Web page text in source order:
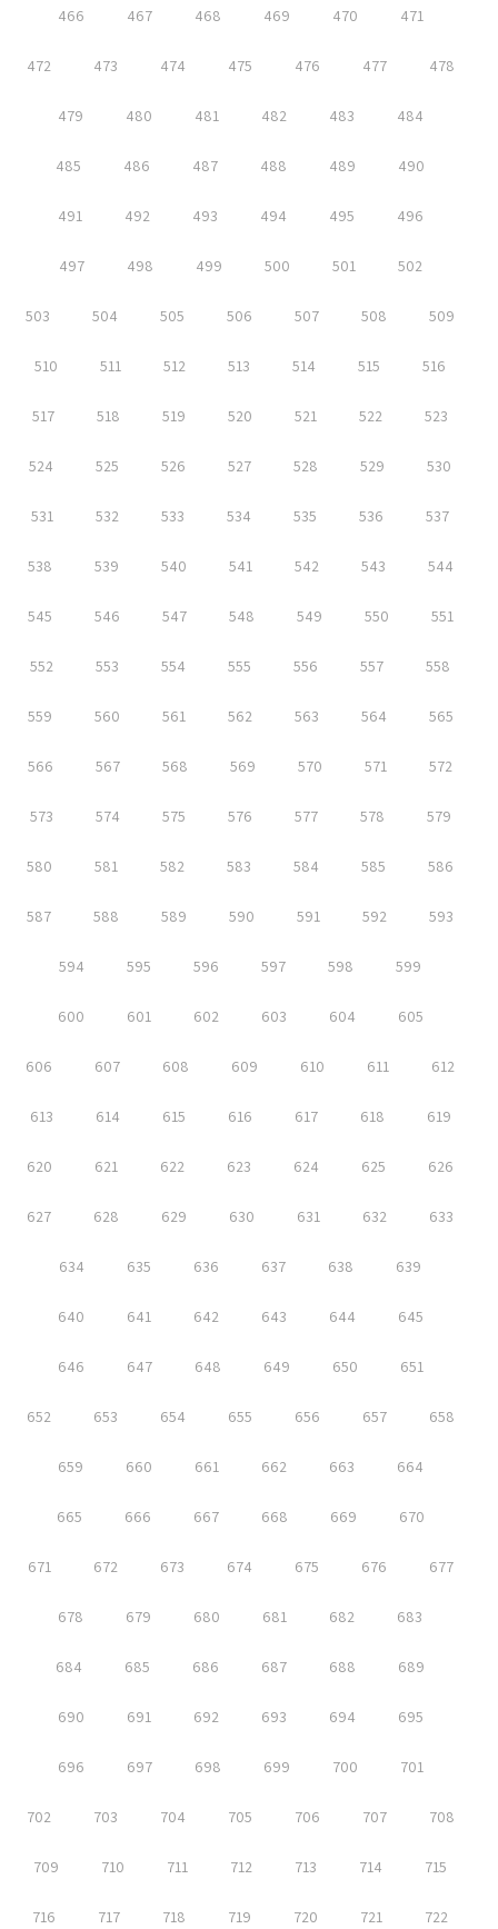
466 467 468 469 470 471
472 473 474 475 476 477 478
479 480 481 482 483 484
485 486 487 488 489 490
491 492 493 494 495 496
497 498 499 500 501 502
503 504 505 506 507 508 509
510 511 512 513 514 515 516
517 518 519 520 521 522 523
524 525 526 527 528 529 530
531 532 533 534 535 536 537
538 539 540 541 542 543 544
545 546 547 548 549 550 551
552 553 554 555 556 557 558
559 560 561 562 563 564 565
566 567 568 569 570 571 572
573 574 575 576 577 578 579
580 581 582 583 584 585 586
587 588 589 590 591 592 593
594 595 596 597 598 599
600 601 602 603 604 605
606 607 608 609 610 611 612
613 614 615 616 617 618 619
620 621 622 623 624 625 626
627 628 629 630 631 632 633
634 635 636 637 638 639
640 641 642 643 644 645
646 647 648 649 650 651
652 653 654 655 656 657 658
659 660 661 662 663 664
665 666 667 668 669 670
671 672 673 674 675 676 677
678 679 680 681 682 683
684 685 686 687 688 689
690 691 692 693 694 695
696 697 698 699 700 701
702 703 704 705 706 707 708
709 710 711 712 713 714 715
716 717 718 719 720 721 722